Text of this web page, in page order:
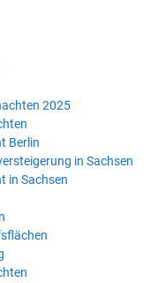
2025
Berlin
in Sachsen
in Sachsen